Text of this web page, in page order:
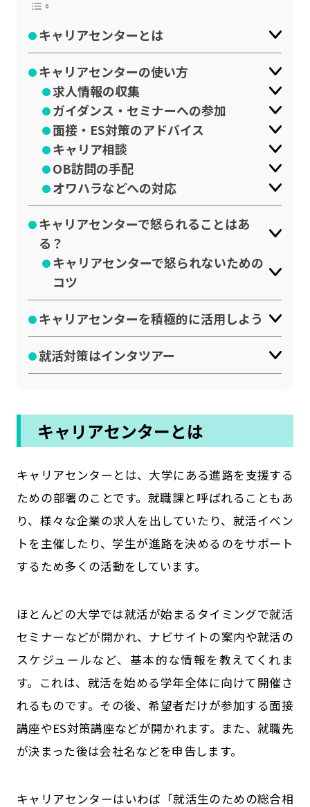
キャリアセンターとは
キャリアセンターの使い方
求人情報の収集
ガイダンス・セミナーへの参加
面接・ES対策のアドバイス
キャリア相談
OB訪問の手配
オワハラなどへの対応
キャリアセンターで怒られることはあ
る？
キャリアセンターで怒られないための
コツ
キャリアセンターを積極的に活用しよう
就活対策はインタツアー
キャリアセンターとは
キャリアセンターとは、大学にある進路を支援する
ための部署のことです。就職課と呼ばれることもあ
り、様々な企業の求人を出していたり、就活イベン
トを主催したり、学生が進路を決めるのをサポート
するため多くの活動をしています。
ほとんどの大学では就活が始まるタイミングで就活
セミナーなどが開かれ、ナビサイトの案内や就活の
スケジュールなど、基本的な情報を教えてくれま
す。これは、就活を始める学年全体に向けて開催さ
れるものです。その後、希望者だけが参加する面接
講座やES対策講座などが開かれます。また、就職先
が決まった後は会社名などを申告します。
キャリアセンターはいわば「就活生のための総合相